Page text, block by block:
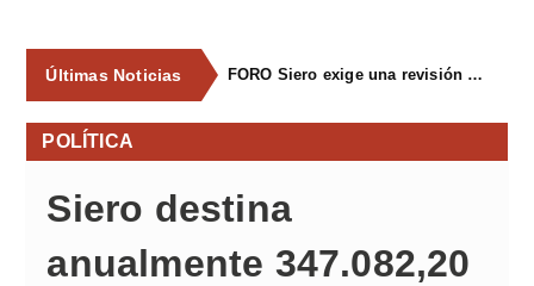
Últimas Noticias FORO Siero exige una revisión integral del servicio de recogida de residuos para acabar con los contenedores desbordados y la imagen de abandono del concejo
POLÍTICA
Siero destina
anualmente 347.082,20